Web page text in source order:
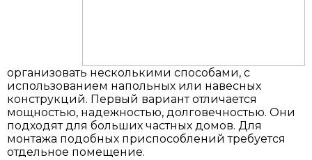
организовать несколькими способами, с
использованием напольных или навесных
конструкций. Первый вариант отличается
мощностью, надежностью, долговечностью. Они
подходят для больших частных домов. Для
монтажа подобных приспособлений требуется
отдельное помещение.